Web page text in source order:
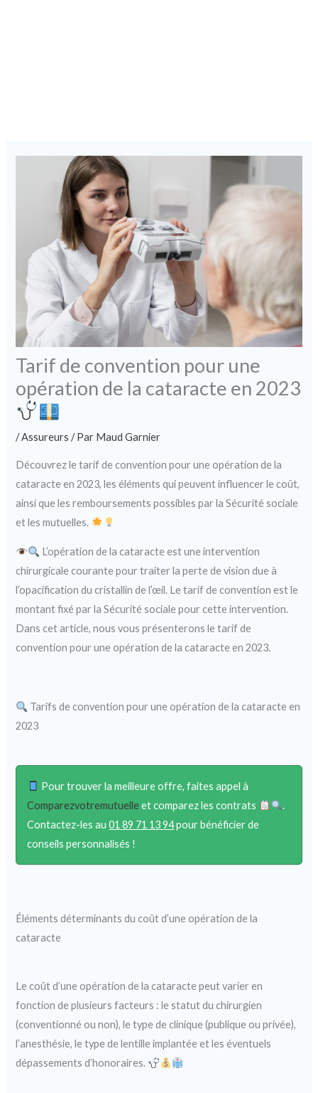
Tarif de convention pour une
opération de la cataracte en 2023
/Assureurs / Par Maud Garnier
Découvrez le tarif de convention pour une opération de la
cataracte en 2023, les éléments qui peuvent influencer le coût,
ainsi que les remboursements possibles par la Sécurité sociale
et les mutuelles.
L’opération de la cataracte est une intervention
chirurgicale courante pour traiter la perte de vision due à
l’opacification du cristallin de l’œil. Le tarif de convention est le
montant fixé par la Sécurité sociale pour cette intervention.
Dans cet article, nous vous présenterons le tarif de
convention pour une opération de la cataracte en 2023.
Tarifs de convention pour une opération de la cataracte en
2023
Pour trouver la meilleure offre, faites appel à
Comparezvotremutuelleet comparez les contrats
.
Contactez-les au01 89 71 13 94pour bénéficier de
conseils personnalisés !
Éléments déterminants du coût d’une opération de la
cataracte
Le coût d’une opération de la cataracte peut varier en
fonction de plusieurs facteurs : le statut du chirurgien
(conventionné ou non), le type de clinique (publique ou privée),
l’anesthésie, le type de lentille implantée et les éventuels
dépassements d’honoraires.